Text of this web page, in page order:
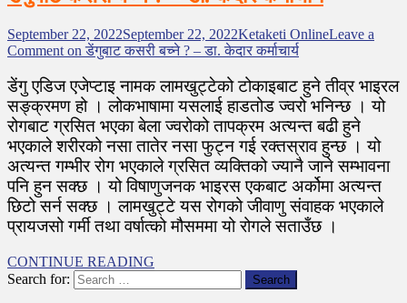
September 22, 2022September 22, 2022Ketaketi OnlineLeave a
Comment on डेंगुबाट कसरी बच्ने ? – डा. केदार कर्माचार्य
डेंगु एडिज एजेप्टाइ नामक लामखुट्टेको टोकाइबाट हुने तीव्र भाइरल
सङ्क्रमण हो । लोकभाषामा यसलाई हाडतोड ज्वरो भनिन्छ । यो
रोगबाट ग्रसित भएका बेला ज्वरोको तापक्रम अत्यन्त बढी हुने
भएकाले शरीरको नसा तातेर नसा फुट्न गई रक्तस्राव हुन्छ । यो
अत्यन्त गम्भीर रोग भएकाले ग्रसित व्यक्तिको ज्यानै जाने सम्भावना
पनि हुन सक्छ । यो विषाणुजनक भाइरस एकबाट अर्कोमा अत्यन्त
छिटो सर्न सक्छ । लामखुट्टे यस रोगको जीवाणु संवाहक भएकाले
प्रायजसो गर्मी तथा वर्षात्को मौसममा यो रोगले सताउँछ ।
CONTINUE READING
Search for: